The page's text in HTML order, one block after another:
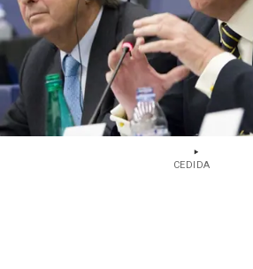
CEDIDA